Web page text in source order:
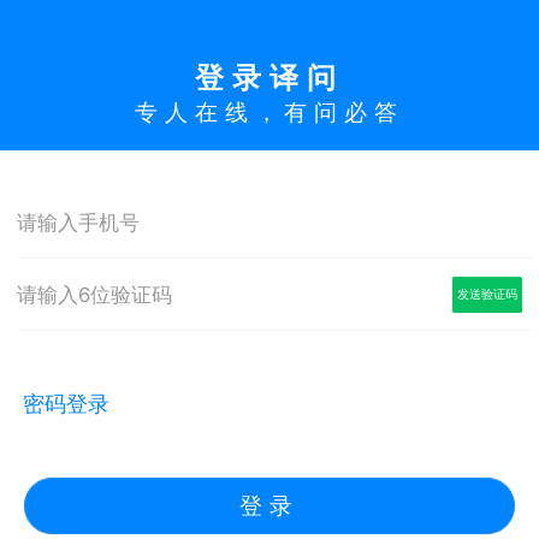
登录 译问
专人在线，有问必答
发送验证码
密码登录
登录